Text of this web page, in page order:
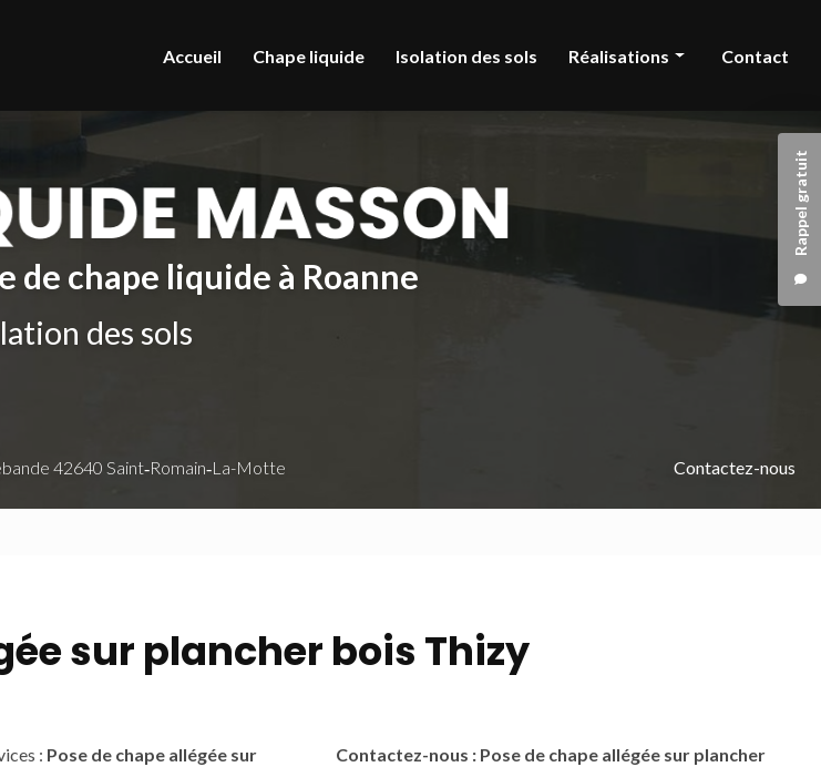
Rappel gratuit
Accueil Chape liquide Isolation des sols Réalisations Contact
de chape liquide à Roanne
des sols
42640 Saint‑Romain‑La-Motte Contactez-nous
sur plancher bois Thizy
: Pose de chape allégée sur
Contactez-nous : Pose de chape allégée sur plancher